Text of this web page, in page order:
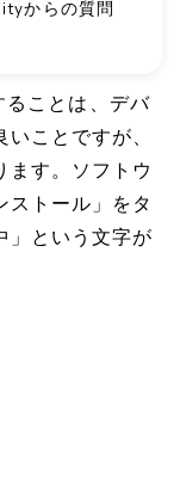
からの質問
ることは、デバ
ことですが、
ます。ソフトウ
ストール」をタ
」という文字が